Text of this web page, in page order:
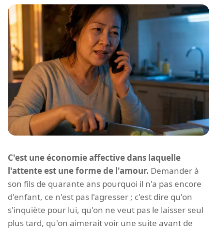
C'est une économie affective dans laquelle
l'attente est une forme de l'amour. Demander à
son fils de quarante ans pourquoi il n'a pas encore
d'enfant, ce n'est pas l'agresser ; c'est dire qu'on
s'inquiète pour lui, qu'on ne veut pas le laisser seul
plus tard, qu'on aimerait voir une suite avant de